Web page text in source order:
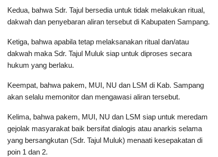
Kedua, bahwa Sdr. Tajul bersedia untuk tidak melakukan ritual,
dakwah dan penyebaran aliran tersebut di Kabupaten Sampang.
Ketiga, bahwa apabila tetap melaksanakan ritual dan/atau
dakwah maka Sdr. Tajul Muluk siap untuk diproses secara
hukum yang berlaku.
Keempat, bahwa pakem, MUI, NU dan LSM di Kab. Sampang
akan selalu memonitor dan mengawasi aliran tersebut.
Kelima, bahwa pakem, MUI, NU dan LSM siap untuk meredam
gejolak masyarakat baik bersifat dialogis atau anarkis selama
yang bersangkutan (Sdr. Tajul Muluk) menaati kesepakatan di
poin 1 dan 2.